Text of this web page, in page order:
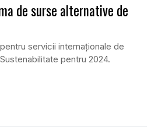
de surse alternative de
servicii internaționale de
pentru 2024.